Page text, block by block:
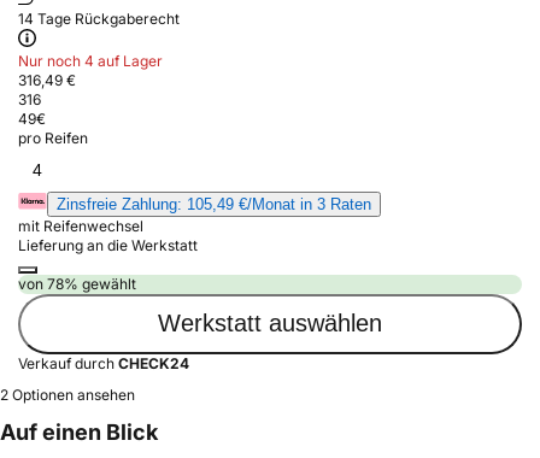
14 Tage Rückgaberecht
Nur noch 4 auf Lager
316,49 €
316
49€
pro Reifen
4
Zinsfreie Zahlung: 105,49 €/Monat in 3 Raten
mit Reifenwechsel
Lieferung an die Werkstatt
von 78% gewählt
Werkstatt auswählen
Verkauf durch CHECK24
2 Optionen ansehen
Auf einen Blick